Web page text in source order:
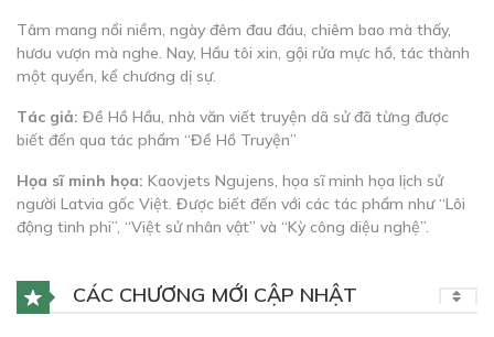
Tâm mang nổi niềm, ngày đêm đau đáu, chiêm bao mà thấy,
hươu vượn mà nghe. Nay, Hầu tôi xin, gội rửa mực hồ, tác thành
một quyển, kể chương dị sự.
Tác giả: Đề Hồ Hầu, nhà văn viết truyện dã sử đã từng được
biết đến qua tác phẩm “Đề Hồ Truyện”
Họa sĩ minh họa: Kaovjets Ngujens, họa sĩ minh họa lịch sử
người Latvia gốc Việt. Được biết đến với các tác phẩm như “Lôi
động tinh phi”, “Việt sử nhân vật” và “Kỳ công diệu nghệ”.
CÁC CHƯƠNG MỚI CẬP NHẬT